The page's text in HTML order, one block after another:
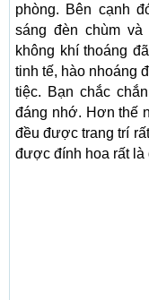
phòng. Bên cạnh
sáng đèn chùm
không khí thoáng
tinh tế, hào nhoáng
tiệc. Bạn chắc
đáng nhớ. Hơn thế
đều được trang trí
được đính hoa rất là